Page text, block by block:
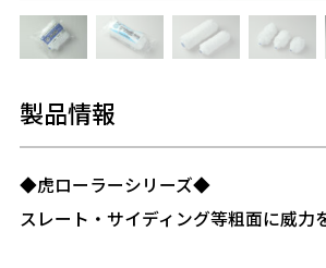
製品情報
◆虎ローラーシリーズ◆
スレート・サイディング等粗面に威力